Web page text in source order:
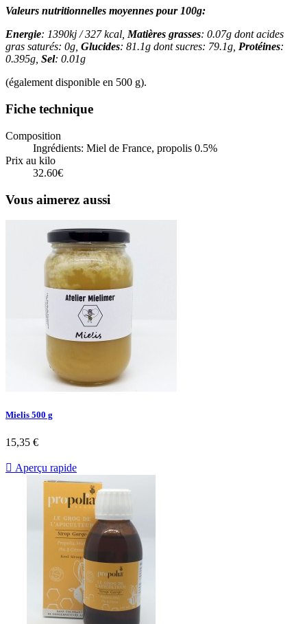
Valeurs nutritionnelles moyennes pour 100g:
Energie: 1390kj / 327 kcal,Matières grasses: 0.07g dont acides
gras saturés: 0g, Glucides: 81.1g dont sucres: 79.1g, Protéines:
0.395g, Sel: 0.01g
(également disponible en 500 g).
Fiche technique
Composition
Ingrédients: Miel de France, propolis 0.5%
Prix au kilo
32.60€
Vous aimerez aussi
Mielis 500 g
15,35 €
 Aperçu rapide